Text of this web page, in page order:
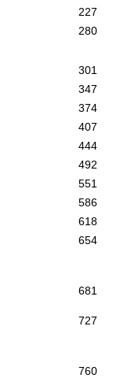
227
280
301
347
374
407
444
492
551
586
618
654
681
727
760